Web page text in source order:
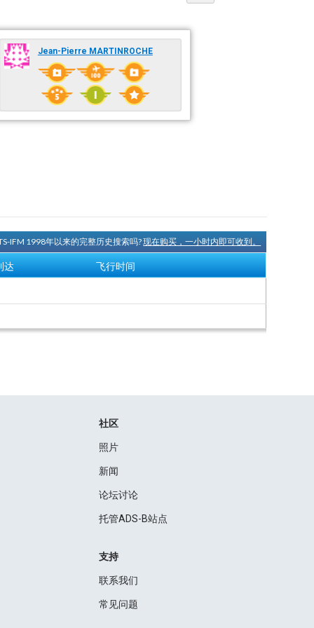
Jean-Pierre MARTINROCHE
IFM 1998年以来的完整历史搜索吗?现在购买，一小时内即可收到。
达 飞行时间
社区
照片
新闻
论坛讨论
托管ADS-B站点
支持
联系我们
常见问题